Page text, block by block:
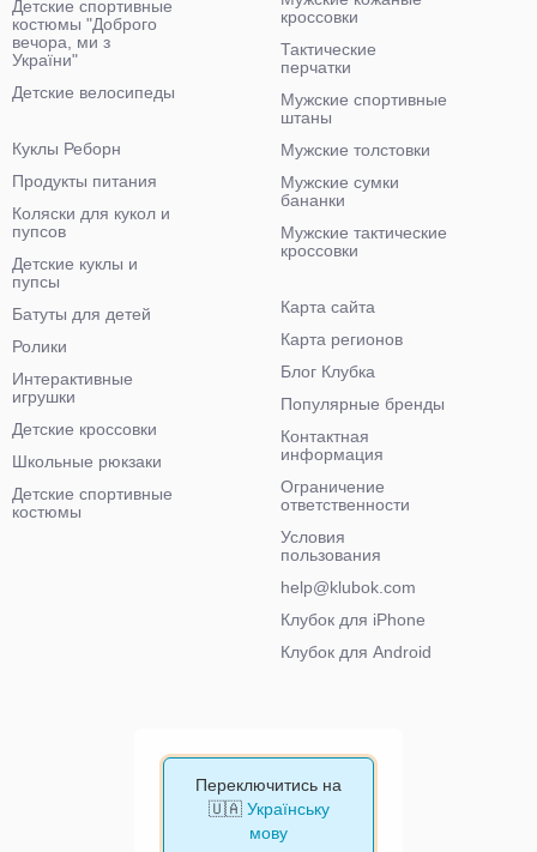
Детские спортивные
костюмы "Доброго
вечора, ми з
України"
Детские велосипеды
кроссовки
Тактические
перчатки
Мужские спортивные
штаны
Мужские толстовки
Мужские сумки
бананки
Мужские тактические
кроссовки
Куклы Реборн
Продукты питания
Коляски для кукол и
пупсов
Детские куклы и
пупсы
Батуты для детей
Ролики
Интерактивные
игрушки
Детские кроссовки
Школьные рюкзаки
Детские спортивные
костюмы
Карта сайта
Карта регионов
Блог Клубка
Популярные бренды
Контактная
информация
Ограничение
ответственности
Условия
пользования
help@klubok.com
Клубок для iPhone
Клубок для Android
Переключитись на
🇺🇦 Українську
мову